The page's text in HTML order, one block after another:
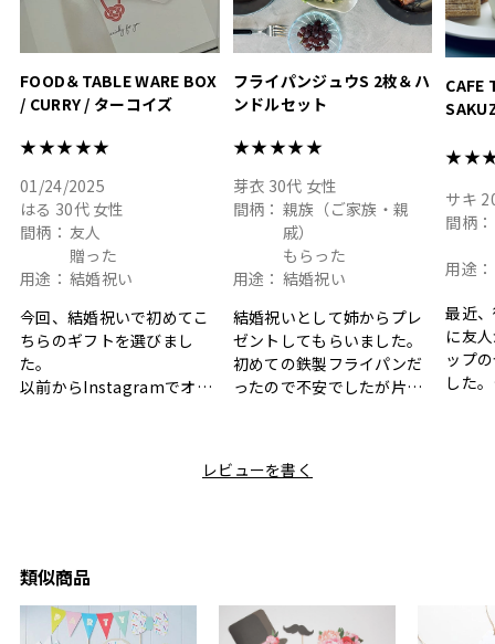
FOOD＆TABLE WARE BOX
/ CURRY / ターコイズ
★★★★★
01/24/2025
はる 30代 女性
間柄： 友人
贈った
用途： 結婚祝い
今回、結婚祝いで初めてこ
ちらのギフトを選びまし
た。
以前からInstagramでオシ
と大好きなカレーのセット
ちらも大変気に入ったと写
った時は、HYACCAギフト
フライパンジュウS 2枚＆ハ
ンドルセット
★★★★★
芽衣 30代 女性
間柄： 親族（ご家族・親
戚）
もらった
用途： 結婚祝い
結婚祝いとして姉からプレ
ゼントしてもらいました。
初めての鉄製フライパンだ
ったので不安でしたが片手
利です。洗い物も減って一
で、いい思い出になりまし
CAFE
サキ
間柄：
用途：
最近
に友
ップ
した。
ヒー
レビューを書く
類似商品